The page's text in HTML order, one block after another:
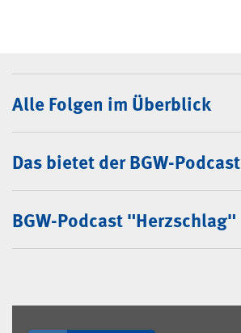
BGW-Podcast
Alle Folgen im Überblick
Das bietet der BGW-Podcast
BGW-Podcast "Herzschlag"